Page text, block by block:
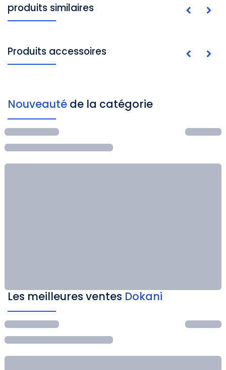
produits similaires
Produits accessoires
Nouveauté de la catégorie
Les meilleures ventes Dokani